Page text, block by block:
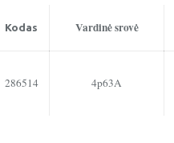
Kodas Vardinė srovė
286514 4p63A